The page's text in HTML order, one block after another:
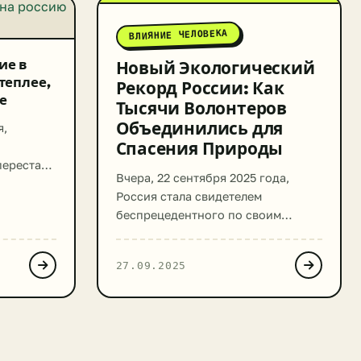
в
ВЛИЯНИЕ ЧЕЛОВЕКА
Новый Экологический
Рекорд России: Как
Тысячи Волонтеров
Объединились для
Спасения Природы
Вчера, 22 сентября 2025 года,
Россия стала свидетелем
беспрецедентного по своим
ведущий производитель алюминия
27.09.2025